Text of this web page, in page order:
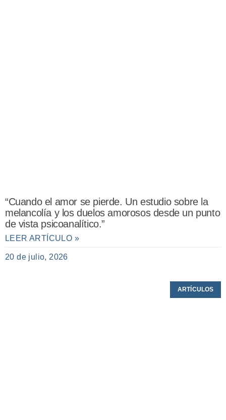
“Cuando el amor se pierde. Un estudio sobre la
melancolía y los duelos amorosos desde un punto
de vista psicoanalítico.”
LEER ARTÍCULO »
20 de julio, 2026
ARTÍCULOS